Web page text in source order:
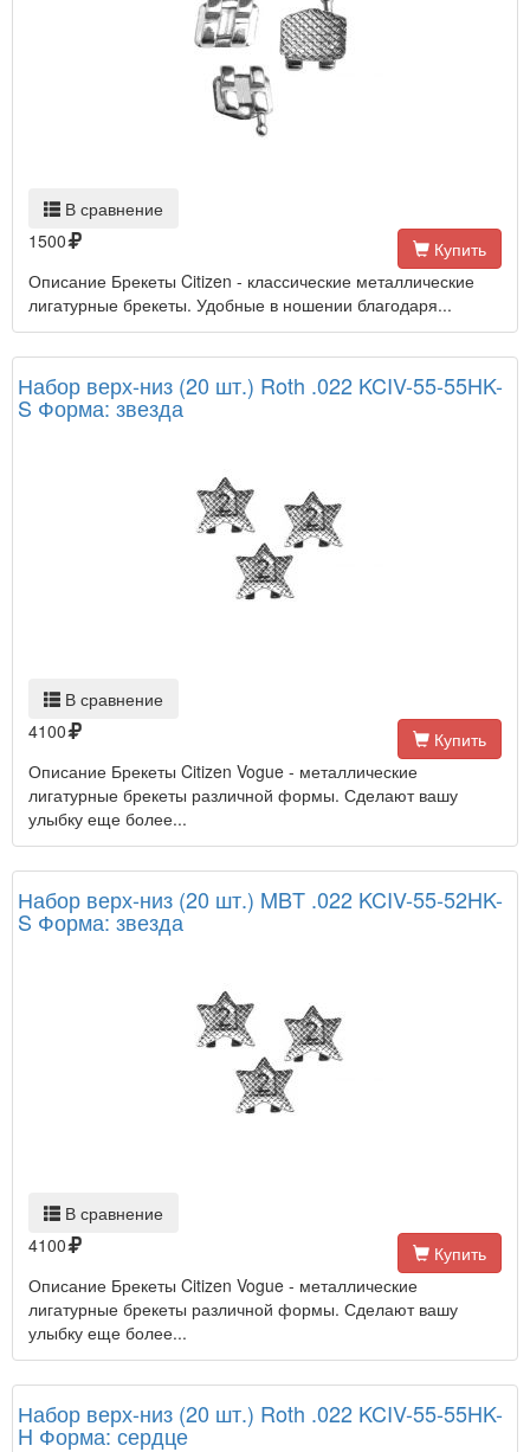
В сравнение
1500
Купить
Описание Брекеты Citizen - классические металлические
лигатурные брекеты. Удобные в ношении благодаря...
Набор верх-низ (20 шт.) Roth .022 KCIV-55-55HK-
S Форма: звезда
В сравнение
4100
Купить
Описание Брекеты Citizen Vogue - металлические
лигатурные брекеты различной формы. Сделают вашу
улыбку еще более...
Набор верх-низ (20 шт.) MBT .022 KCIV-55-52HK-
S Форма: звезда
В сравнение
4100
Купить
Описание Брекеты Citizen Vogue - металлические
лигатурные брекеты различной формы. Сделают вашу
улыбку еще более...
Набор верх-низ (20 шт.) Roth .022 KCIV-55-55HK-
H Форма: сердце